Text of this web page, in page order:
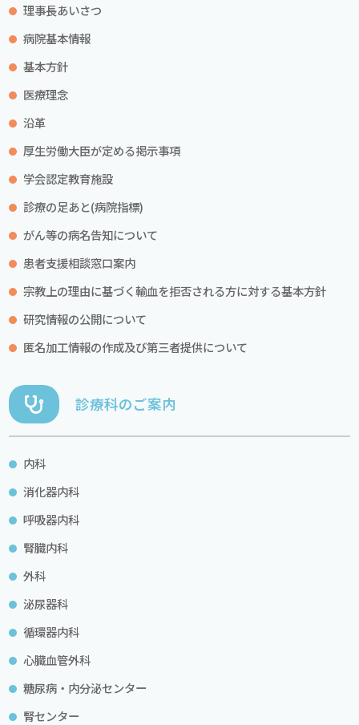
理事長あいさつ
病院基本情報
基本方針
医療理念
沿革
厚生労働大臣が定める掲示事項
学会認定教育施設
診療の足あと(病院指標)
がん等の病名告知について
患者支援相談窓口案内
宗教上の理由に基づく輸血を拒否される方に対する基本方針
研究情報の公開について
匿名加工情報の作成及び第三者提供について
診療科のご案内
内科
消化器内科
呼吸器内科
腎臓内科
外科
泌尿器科
循環器内科
心臓血管外科
糖尿病・内分泌センター
腎センター